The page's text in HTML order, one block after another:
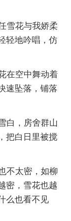
雪花与我娇柔
轻地吟唱，仿
在空中舞动着
速坠落，铺落
白，房舍群山
把白日里被搅
不太密，如柳
密，雪花也越
么也看不见